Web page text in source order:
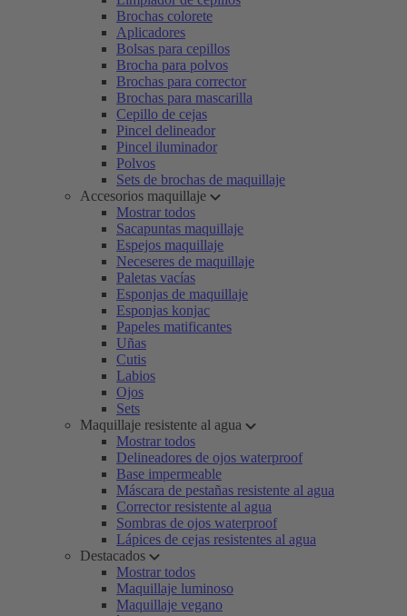
Brochas colorete
Aplicadores
Bolsas para cepillos
Brocha para polvos
Brochas para corrector
Brochas para mascarilla
Cepillo de cejas
Pincel delineador
Pincel iluminador
Polvos
Sets de brochas de maquillaje
Accesorios maquillaje
Mostrar todos
Sacapuntas maquillaje
Espejos maquillaje
Neceseres de maquillaje
Paletas vacías
Esponjas de maquillaje
Esponjas konjac
Papeles matificantes
Uñas
Cutis
Labios
Ojos
Sets
Maquillaje resistente al agua
Mostrar todos
Delineadores de ojos waterproof
Base impermeable
Máscara de pestañas resistente al agua
Corrector resistente al agua
Sombras de ojos waterproof
Lápices de cejas resistentes al agua
Destacados
Mostrar todos
Maquillaje luminoso
Maquillaje vegano